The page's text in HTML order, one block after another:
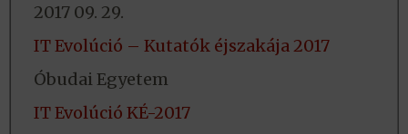
2017 09. 29.
IT Evolúció – Kutatók éjszakája 2017
Óbudai Egyetem
IT Evolúció KÉ-2017